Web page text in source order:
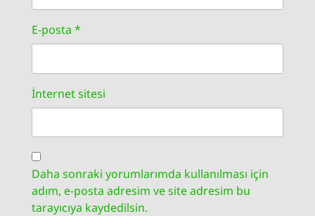
E-posta *
İnternet sitesi
Daha sonraki yorumlarımda kullanılması için
adım, e-posta adresim ve site adresim bu
tarayıcıya kaydedilsin.